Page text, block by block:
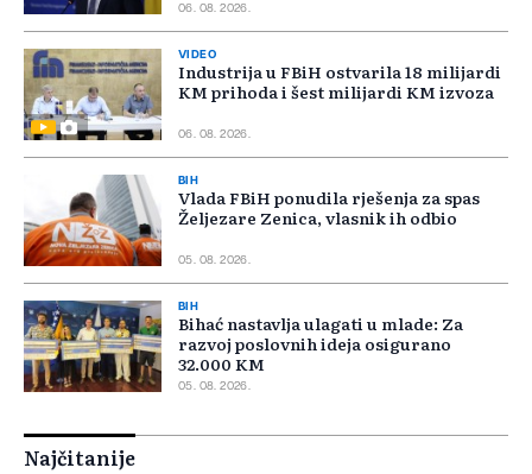
06. 08. 2026.
VIDEO
Industrija u FBiH ostvarila 18 milijardi
KM prihoda i šest milijardi KM izvoza
06. 08. 2026.
BIH
Vlada FBiH ponudila rješenja za spas
Željezare Zenica, vlasnik ih odbio
05. 08. 2026.
BIH
Bihać nastavlja ulagati u mlade: Za
razvoj poslovnih ideja osigurano
32.000 KM
05. 08. 2026.
Najčitanije